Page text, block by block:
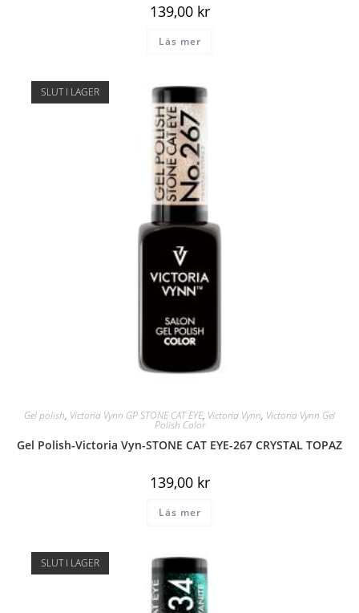
139,00 kr
Läs mer
SLUT I LAGER
Gel polish, Victoria Vynn GP STONE CAT EYE, Victoria Vynn, Victoria Vynn Gel
Polish Color
Gel Polish-Victoria Vyn-STONE CAT EYE-267 CRYSTAL TOPAZ
139,00 kr
Läs mer
SLUT I LAGER